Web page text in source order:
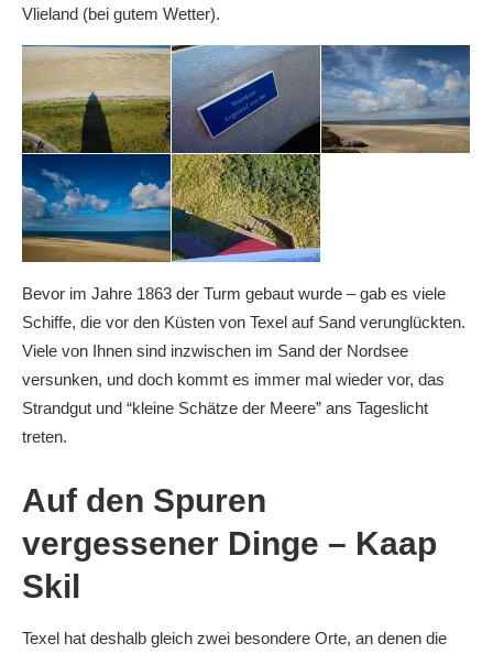
Vlieland (bei gutem Wetter).
Bevor im Jahre 1863 der Turm gebaut wurde – gab es viele
Schiffe, die vor den Küsten von Texel auf Sand verunglückten.
Viele von Ihnen sind inzwischen im Sand der Nordsee
versunken, und doch kommt es immer mal wieder vor, das
Strandgut und “kleine Schätze der Meere” ans Tageslicht
treten.
Auf den Spuren
vergessener Dinge – Kaap
Skil
Texel hat deshalb gleich zwei besondere Orte, an denen die